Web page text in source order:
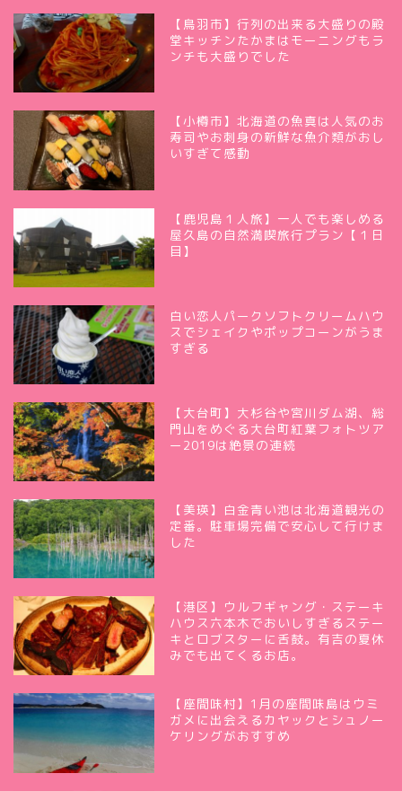
【鳥羽市】行列の出来る大盛りの殿
堂キッチンたかまはモーニングもラ
ンチも大盛りでした
【小樽市】北海道の魚真は人気のお
寿司やお刺身の新鮮な魚介類がおし
いすぎて感動
【鹿児島１人旅】一人でも楽しめる
屋久島の自然満喫旅行プラン【１日
目】
白い恋人パークソフトクリームハウ
スでシェイクやポップコーンがうま
すぎる
【大台町】大杉谷や宮川ダム湖、総
門山をめぐる大台町紅葉フォトツア
ー2019は絶景の連続
【美瑛】白金青い池は北海道観光の
定番。駐車場完備で安心して行けま
した
【港区】ウルフギャング・ステーキ
ハウス六本木でおいしすぎるステー
キとロブスターに舌鼓。有吉の夏休
みでも出てくるお店。
【座間味村】1月の座間味島はウミ
ガメに出会えるカヤックとシュノー
ケリングがおすすめ